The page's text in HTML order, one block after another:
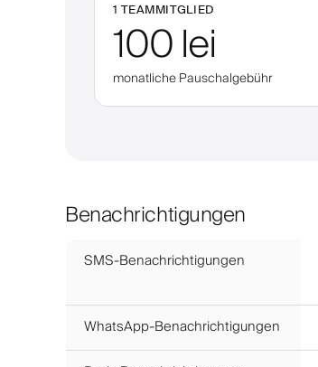
1 TEAMMITGLIED
100 lei
monatliche Pauschalgebühr
Benachrichtigungen
SMS-Benachrichtigungen
WhatsApp-Benachrichtigungen